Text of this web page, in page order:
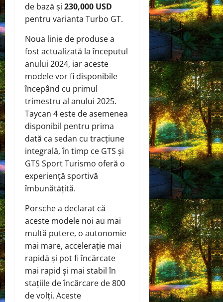
de bază și 230,000 USD
pentru varianta Turbo GT.
Noua linie de produse a
fost actualizată la începutul
anului 2024, iar aceste
modele vor fi disponibile
începând cu primul
trimestru al anului 2025.
Taycan 4 este de asemenea
disponibil pentru prima
dată ca sedan cu tracțiune
integrală, în timp ce GTS și
GTS Sport Turismo oferă o
experiență sportivă
îmbunătățită.
Porsche a declarat că
aceste modele noi au mai
multă putere, o autonomie
mai mare, accelerație mai
rapidă și pot fi încărcate
mai rapid și mai stabil în
stațiile de încărcare de 800
de volți. Aceste